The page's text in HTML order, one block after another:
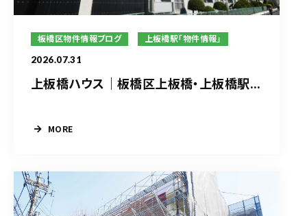
板橋区物件情報ブログ 上板橋駅「物件情報」
2026.07.31
上板橋ハウス｜板橋区上板橋・上板橋駅...
MORE